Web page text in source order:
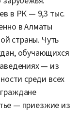
в РК — 9,3 тыс.
в Алматы
страны. Чуть
обучающихся
— из
среди всех
— приезжие из